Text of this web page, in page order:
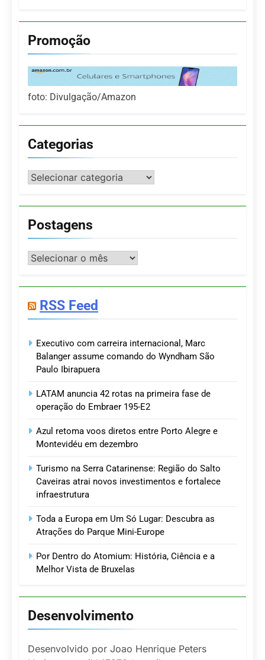
Promoção
foto: Divulgação/Amazon
Categorias
Categorias
Postagens
Postagens
RSS Feed
Executivo com carreira internacional, Marc
Balanger assume comando do Wyndham São
Paulo Ibirapuera
LATAM anuncia 42 rotas na primeira fase de
operação do Embraer 195-E2
Azul retoma voos diretos entre Porto Alegre e
Montevidéu em dezembro
Turismo na Serra Catarinense: Região do Salto
Caveiras atrai novos investimentos e fortalece
infraestrutura
Toda a Europa em Um Só Lugar: Descubra as
Atrações do Parque Mini-Europe
Por Dentro do Atomium: História, Ciência e a
Melhor Vista de Bruxelas
Desenvolvimento
Desenvolvido por Joao Henrique Peters